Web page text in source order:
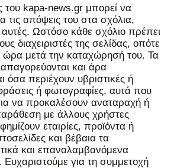
του kapa-news.gr μπορεί να
τις απόψεις του στα σχόλια,
αυτές. Ωστόσο κάθε σχόλιο πρέπει
διαχειριστές της σελίδας, οπότε
ώρα μετά την καταχώρησή του. Τα
και άρα
όσα περιέχουν υβριστικές ή
ή φωτογραφίες, αυτά που
να προκαλέσουν αναταραχή ή
με άλλους χρήστες
εταιρίες, προϊόντα ή
και βέβαια τα
και επαναλαμβανόμενα
για τη συμμετοχή